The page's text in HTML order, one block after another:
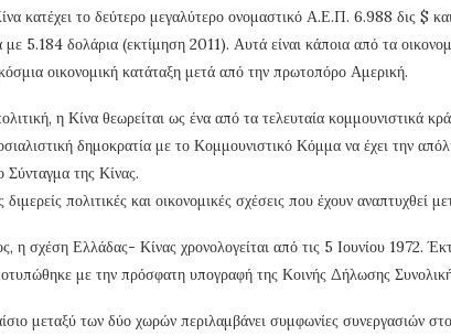
κατέχει το δεύτερο μεγαλύτερο ονομαστικό Α.Ε.Π. 6.988 δις $
5.184 δολάρια (εκτίμηση 2011). Αυτά είναι κάποια από τα
οικονομική κατάταξη μετά από την πρωτοπόρο Αμερική.
η Κίνα θεωρείται ως ένα από τα τελευταία κομμουνιστικά
δημοκρατία με το Κομμουνιστικό Κόμμα να έχει την
Σύνταγμα της Κίνας.
πολιτικές και οικονομικές σχέσεις που έχουν αναπτυχθεί
η σχέση Ελλάδας- Κίνας χρονολογείται από τις 5 Ιουνίου 1972.
με την πρόσφατη υπογραφή της Κοινής Δήλωσης
μεταξύ των δύο χωρών περιλαμβάνει συμφωνίες συνεργασιών